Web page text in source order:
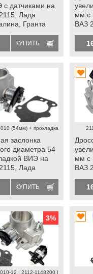
датчиками на
Лада
Гранта
КУПИТЬ
мм с
ВАЗ
(54мм) + прокладка
заслонка
диаметра 54
ВИЭ на
Лада
Гранта
КУПИТЬ
мм с
ВАЗ
3%
12 | 2112-1148200 |